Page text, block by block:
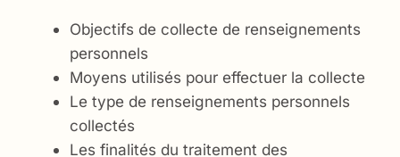
Objectifs de collecte de renseignements
personnels
Moyens utilisés pour effectuer la collecte
Le type de renseignements personnels
collectés
Les finalités du traitement des